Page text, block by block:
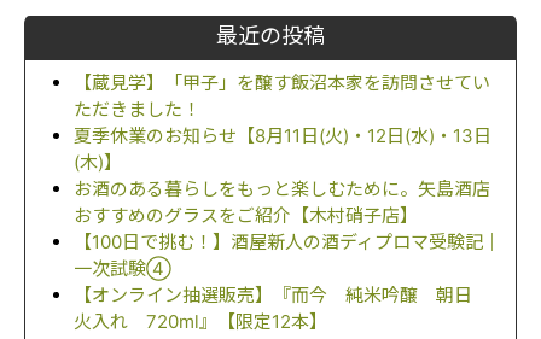
最近の投稿
【蔵見学】「甲子」を醸す飯沼本家を訪問させてい
ただきました！
夏季休業のお知らせ【8月11日(火)・12日(水)・13日
(木)】
お酒のある暮らしをもっと楽しむために。矢島酒店
おすすめのグラスをご紹介【木村硝子店】
【100日で挑む！】酒屋新人の酒ディプロマ受験記｜
一次試験④
【オンライン抽選販売】『而今 純米吟醸 朝日
火入れ 720ml』【限定12本】